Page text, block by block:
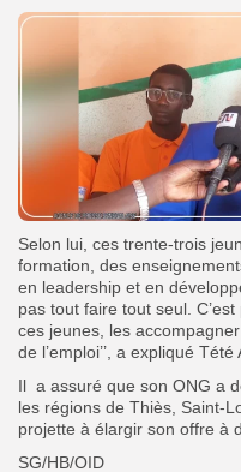
Selon lui, ces trente-trois
formation, des
en leadership et en
pas tout faire tout seul.
ces jeunes, les
de l’emploi’’, a expliqué Tété
Il a assuré que son ONG a
les régions de Thiès, Saint-
projette à élargir son offre à
SG/HB/OID